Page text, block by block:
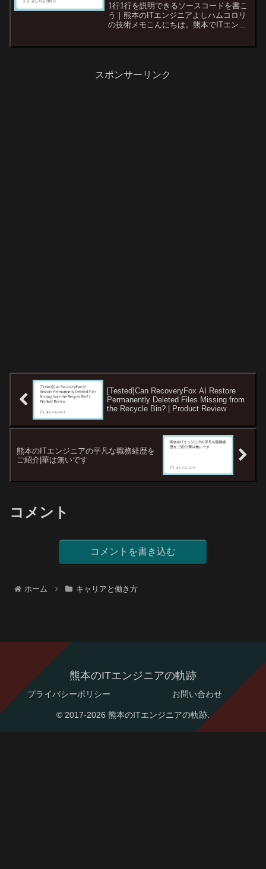
1行1行を説明できるソースコードを書こ
う｜熊本のITエンジニアよしハムコロリ
の技術メモこんにちは。熊本でITエンジ
スポンサーリンク
[Tested]Can RecoveryFox AI Restore
Permanently Deleted Files Missing from
the Recycle Bin? | Product Review
熊本のITエンジニアの平凡な職務経歴を
ご紹介|華は無いです
コメント
コメントを書き込む
ホーム キャリアと働き方
熊本のITエンジニアの軌跡
プライバシーポリシー お問い合わせ
© 2017-2026 熊本のITエンジニアの軌跡.